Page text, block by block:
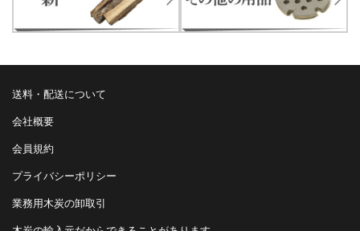
送料・配送について
会社概要
会員規約
プライバシーポリシー
業務用木炭の卸取引